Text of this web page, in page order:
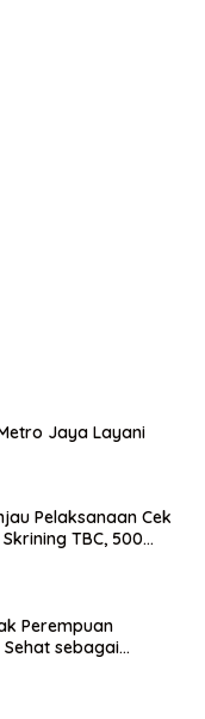
Jaya Layani
Pelaksanaan Cek
TBC, 500
Perempuan
sebagai